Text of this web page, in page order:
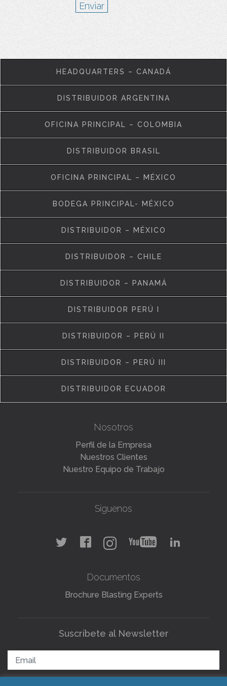
Enviar
HEADQUARTERS – CANADÁ
DISTRIBUIDOR ARGENTINA
OFICINA PRINCIPAL – COLOMBIA
DISTRIBUIDOR BRASIL
OFICINA PRINCIPAL – MÉXICO
BODEGA PRINCIPAL- MÉXICO
DISTRIBUIDOR – MÉXICO
DISTRIBUIDOR – CHILE
DISTRIBUIDOR – PANAMÁ
DISTRIBUIDOR PERÚ I
DISTRIBUIDOR – PERÚ II
DISTRIBUIDOR – PERÚ III
DISTRIBUIDOR ECUADOR
Nosotros
Perfil de la Empresa
Nuestros Clientes
Nuestro Equipo de Trabajo
Síguenos
Documentos
Brochure Blasting Experts
Suscríbete al Newsletter